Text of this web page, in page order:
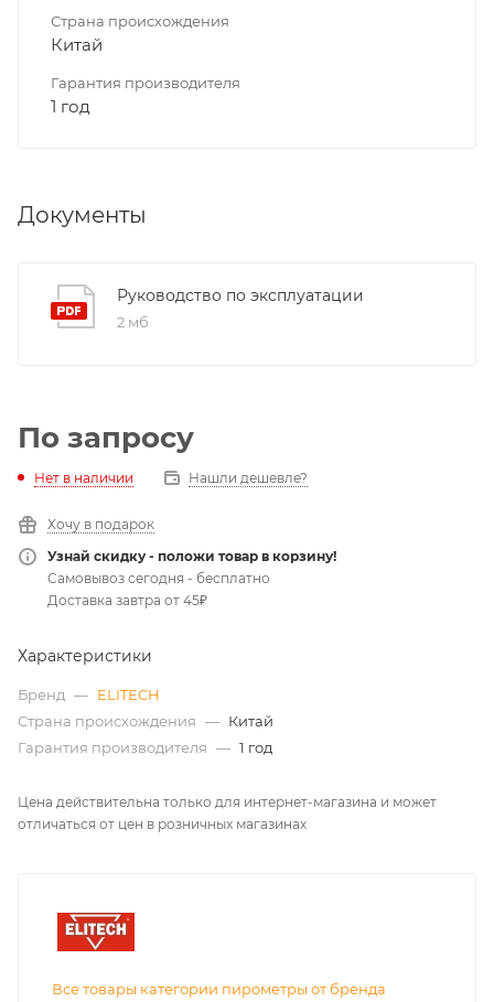
Страна происхождения
Китай
Гарантия производителя
1 год
Документы
Руководство по эксплуатации
2 мб
По запросу
Нет в наличии Нашли дешевле?
Хочу в подарок
Узнай скидку - положи товар в корзину!
Самовывоз сегодня - бесплатно
Доставка завтра от 45₽
Характеристики
Бренд — ELITECH
Страна происхождения — Китай
Гарантия производителя — 1 год
Цена действительна только для интернет-магазина и может
отличаться от цен в розничных магазинах
Все товары категории пирометры от бренда